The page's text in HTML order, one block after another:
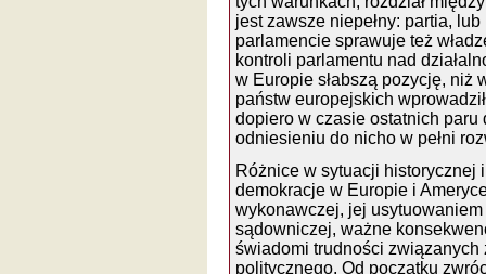
jest zawsze niepełny: partia,
parlamencie sprawuje też
kontroli parlamentu nad
w Europie słabszą pozycję, niż
państw europejskich
dopiero w czasie ostatnich
odniesieniu do nicho w pełni
Różnice w sytuacji historycznej
demokracje w Europie i
wykonawczej, jej
sądowniczej, ważne
świadomi trudności związanych
politycznego. Od początku